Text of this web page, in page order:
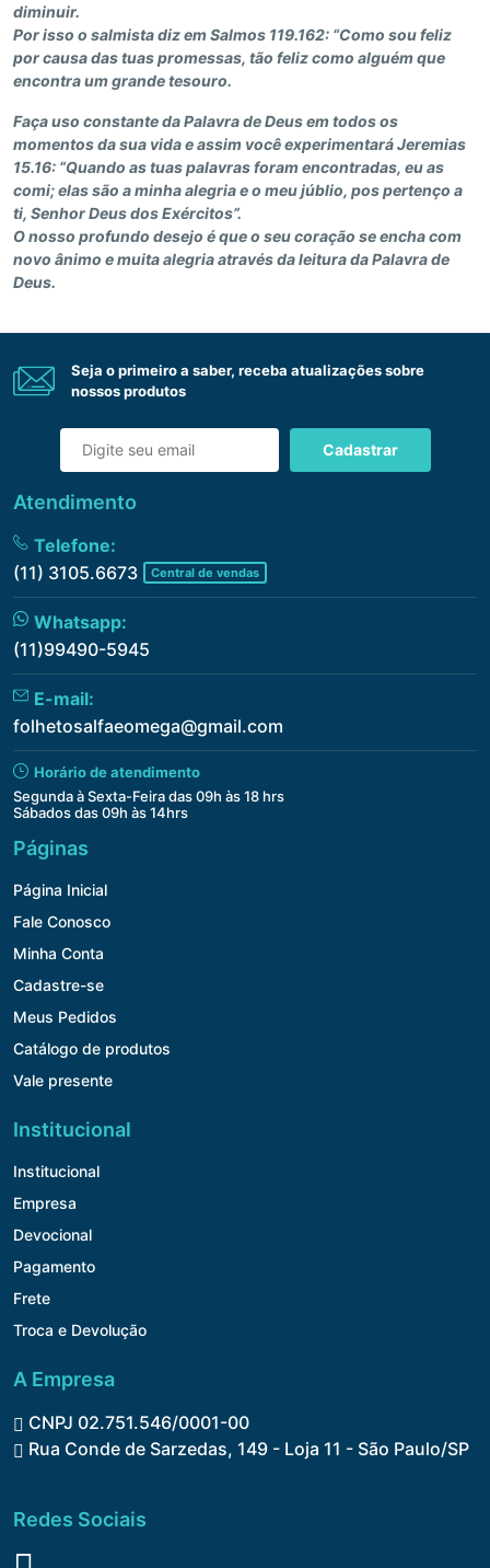
diminuir.
Por isso o salmista diz em Salmos 119.162: “Como sou feliz
por causa das tuas promessas, tão feliz como alguém que
encontra um grande tesouro.
Faça uso constante da Palavra de Deus em todos os
momentos da sua vida e assim você experimentará Jeremias
15.16: “Quando as tuas palavras foram encontradas, eu as
comi; elas são a minha alegria e o meu júblio, pos pertenço a
ti, Senhor Deus dos Exércitos”.
O nosso profundo desejo é que o seu coração se encha com
novo ânimo e muita alegria através da leitura da Palavra de
Deus.
Seja o primeiro a saber, receba atualizações sobre
nossos produtos
Cadastrar
Atendimento
Telefone:
(11) 3105.6673
Central de vendas
Whatsapp:
(11)99490-5945
E-mail:
folhetosalfaeomega@gmail.com
Horário de atendimento
Segunda à Sexta-Feira das 09h às 18 hrs
Sábados das 09h às 14hrs
Páginas
Página Inicial
Fale Conosco
Minha Conta
Cadastre-se
Meus Pedidos
Catálogo de produtos
Vale presente
Institucional
Institucional
Empresa
Devocional
Pagamento
Frete
Troca e Devolução
A Empresa
CNPJ 02.751.546/0001-00
Rua Conde de Sarzedas, 149 - Loja 11 - São Paulo/SP
Redes Sociais